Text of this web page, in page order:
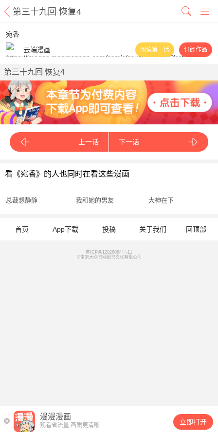
第三十九回 恢复4
宛香
云端漫画
阅读第一话 订阅作品
第三十九回 恢复4
上一话 下一话
看《宛香》的人也同时在看这些漫画
总裁想静静 我和她的男友 大神在下
首页 App下载 投稿 关于我们 回顶部
苏ICP备12028084号-11
©南京大众书网图书文化有限公司
漫漫漫画
观看省流量,画质更清晰 立即打开